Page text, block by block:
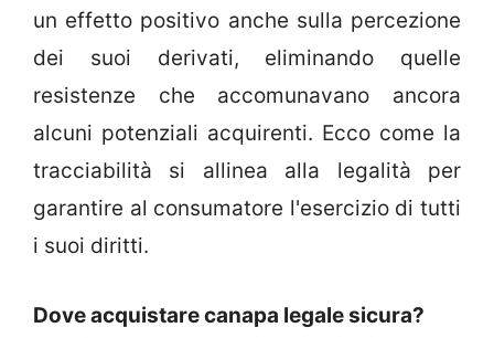
un effetto positivo anche sulla percezione
dei suoi derivati, eliminando quelle
resistenze che accomunavano ancora
alcuni potenziali acquirenti. Ecco come la
tracciabilità si allinea alla legalità per
garantire al consumatore l'esercizio di tutti
i suoi diritti.
Dove acquistare canapa legale sicura?